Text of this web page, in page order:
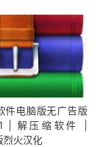
件电脑版无广告版
| 解压缩软件 |
烈火汉化